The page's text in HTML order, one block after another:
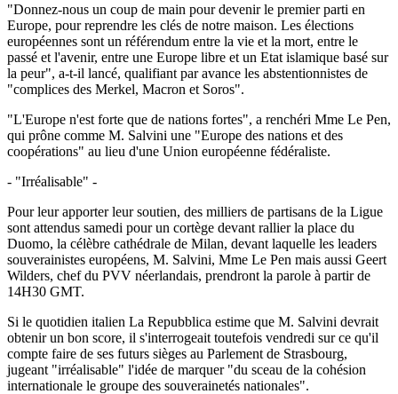
"Donnez-nous un coup de main pour devenir le premier parti en
Europe, pour reprendre les clés de notre maison. Les élections
européennes sont un référendum entre la vie et la mort, entre le
passé et l'avenir, entre une Europe libre et un Etat islamique basé sur
la peur", a-t-il lancé, qualifiant par avance les abstentionnistes de
"complices des Merkel, Macron et Soros".
"L'Europe n'est forte que de nations fortes", a renchéri Mme Le Pen,
qui prône comme M. Salvini une "Europe des nations et des
coopérations" au lieu d'une Union européenne fédéraliste.
- "Irréalisable" -
Pour leur apporter leur soutien, des milliers de partisans de la Ligue
sont attendus samedi pour un cortège devant rallier la place du
Duomo, la célèbre cathédrale de Milan, devant laquelle les leaders
souverainistes européens, M. Salvini, Mme Le Pen mais aussi Geert
Wilders, chef du PVV néerlandais, prendront la parole à partir de
14H30 GMT.
Si le quotidien italien La Repubblica estime que M. Salvini devrait
obtenir un bon score, il s'interrogeait toutefois vendredi sur ce qu'il
compte faire de ses futurs sièges au Parlement de Strasbourg,
jugeant "irréalisable" l'idée de marquer "du sceau de la cohésion
internationale le groupe des souverainetés nationales".